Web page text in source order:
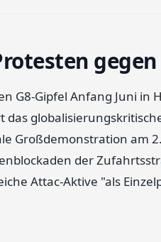
gegen
G8-Gipfel Anfang Juni in
Großdemonstration am
der
Attac-Aktive "als